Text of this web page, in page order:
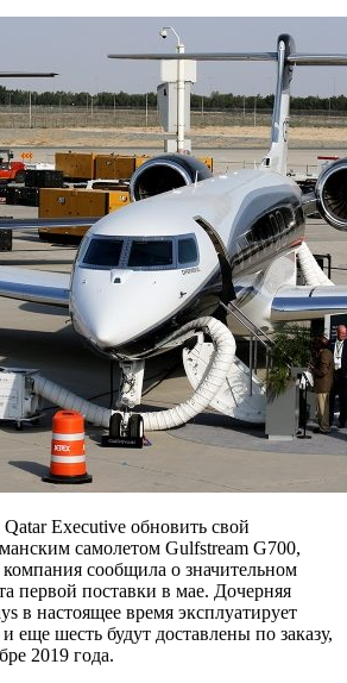
Executive обновить свой
самолетом Gulfstream G700,
сообщила о значительном
первой поставки в мае. Дочерняя
в настоящее время эксплуатирует
еще шесть будут доставлены по заказу,
2019 года.